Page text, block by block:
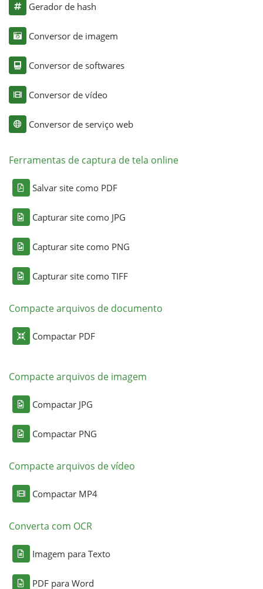
Gerador de hash
Conversor de imagem
Conversor de softwares
Conversor de vídeo
Conversor de serviço web
Ferramentas de captura de tela online
Salvar site como PDF
Capturar site como JPG
Capturar site como PNG
Capturar site como TIFF
Compacte arquivos de documento
Compactar PDF
Compacte arquivos de imagem
Compactar JPG
Compactar PNG
Compacte arquivos de vídeo
Compactar MP4
Converta com OCR
Imagem para Texto
PDF para Word